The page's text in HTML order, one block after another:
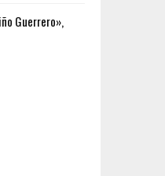
Guerrero»,